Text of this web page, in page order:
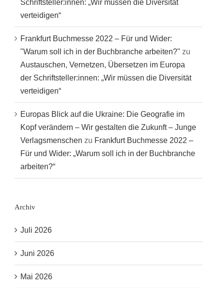
Schriftsteller:innen: „Wir müssen die Diversität
verteidigen“
Frankfurt Buchmesse 2022 – Für und Wider:
"Warum soll ich in der Buchbranche arbeiten?" zu
Austauschen, Vernetzen, Übersetzen im Europa
der Schriftsteller:innen: „Wir müssen die Diversität
verteidigen“
Europas Blick auf die Ukraine: Die Geografie im
Kopf verändern – Wir gestalten die Zukunft – Junge
Verlagsmenschen zu Frankfurt Buchmesse 2022 –
Für und Wider: „Warum soll ich in der Buchbranche
arbeiten?“
Archiv
Juli 2026
Juni 2026
Mai 2026